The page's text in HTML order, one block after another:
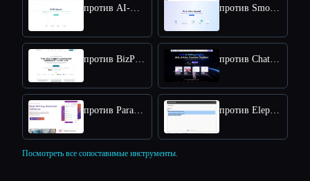
Посмотреть все сопоставимые инструменты.